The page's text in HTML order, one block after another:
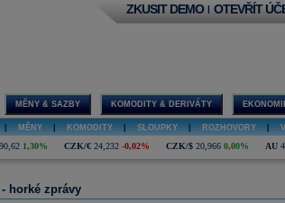
ZKUSIT DEMO | OTEVŘÍT
MĚNY & SAZBY KOMODITY & DERIVÁTY
MĚNY KOMODITY SLOUPKY ROZHOVORY
1,30% CZK/€ 24,232 -0,02% CZK/$ 20,966 0,00% AU
horké zprávy